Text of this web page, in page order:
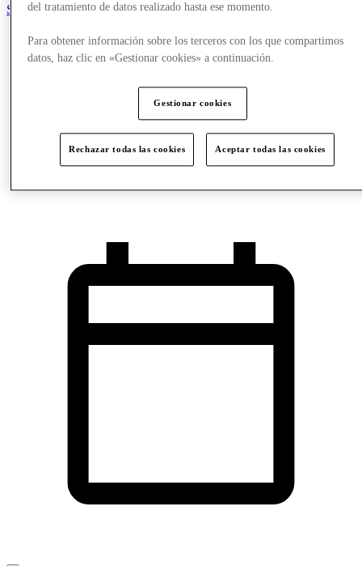
Salvado
Tiendas
Ofertas
Servicios
del tratamiento de datos realizado hasta ese momento.
Para obtener información sobre los terceros con los que compartimos
datos, haz clic en «Gestionar cookies» a continuación.
Gestionar cookies
Rechazar todas las cookies Aceptar todas las cookies